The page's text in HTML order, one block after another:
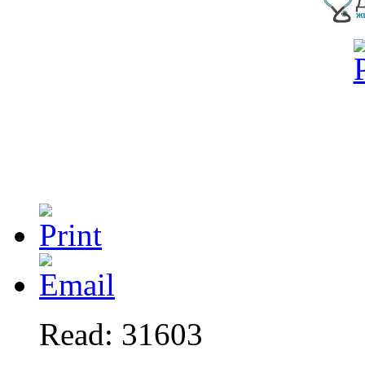
Read: 31603